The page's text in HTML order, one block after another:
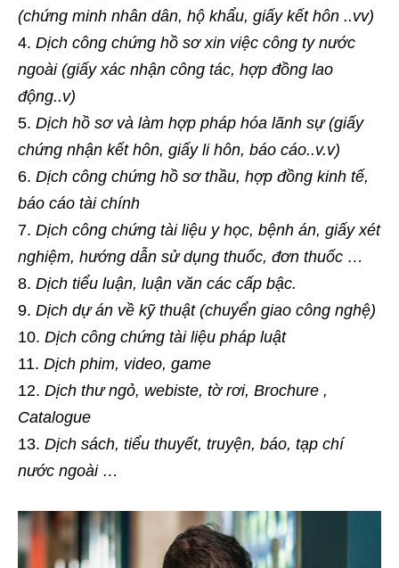
(chứng minh nhân dân, hộ khẩu, giấy kết hôn ..vv)
Dịch công chứng hồ sơ xin việc công ty nước
ngoài (giấy xác nhận công tác, hợp đồng lao
động..v)
Dịch hồ sơ và làm hợp pháp hóa lãnh sự (giấy
chứng nhận kết hôn, giấy li hôn, báo cáo..v.v)
Dịch công chứng hồ sơ thầu, hợp đồng kinh tế,
báo cáo tài chính
Dịch công chứng tài liệu y học, bệnh án, giấy xét
nghiệm, hướng dẫn sử dụng thuốc, đơn thuốc …
Dịch tiểu luận, luận văn các cấp bậc.
Dịch dự án về kỹ thuật (chuyển giao công nghệ)
Dịch công chứng tài liệu pháp luật
Dịch phim, video, game
Dịch thư ngỏ, webiste, tờ rơi, Brochure ,
Catalogue
Dịch sách, tiểu thuyết, truyện, báo, tạp chí
nước ngoài …